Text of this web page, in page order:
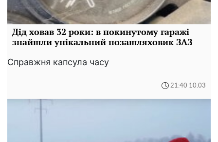
Дід ховав 32 роки: в покинутому гаражі
знайшли унікальний позашляховик ЗАЗ
Справжня капсула часу
21:40 10.03